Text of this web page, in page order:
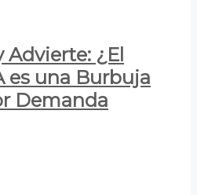
¿El
es una Burbuja
Demanda